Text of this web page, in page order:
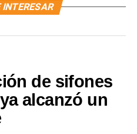
INTERESAR
de sifones
alcanzó un